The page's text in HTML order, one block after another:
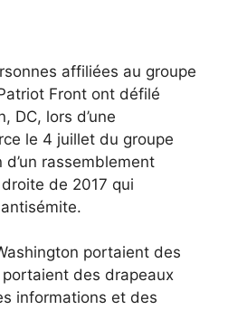
affiliées au groupe
Front ont défilé
DC, lors d’une
le 4 juillet du groupe
rassemblement
de 2017 qui
portaient des
des drapeaux
informations et des